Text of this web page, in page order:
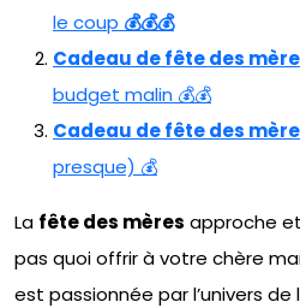
le coup 💰💰💰
Cadeau de fête des
budget malin 💰💰
Cadeau de fête des
presque) 💰
La fête des mères approche
pas quoi offrir à votre chère
est passionnée par l’univers de